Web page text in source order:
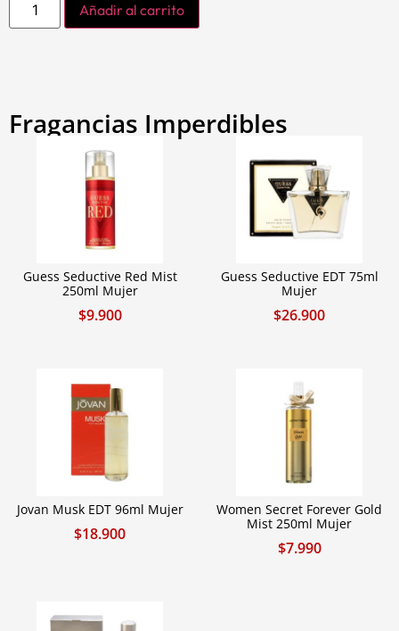
Añadir al carrito
Fragancias Imperdibles
Guess Seductive Red Mist
250ml Mujer
$9.900
Guess Seductive EDT 75ml
Mujer
$26.900
Jovan Musk EDT 96ml Mujer
$18.900
Women Secret Forever Gold
Mist 250ml Mujer
$7.990